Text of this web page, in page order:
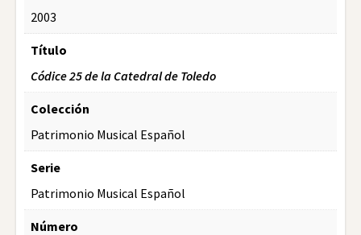
2003
Título
Códice 25 de la Catedral de Toledo
Colección
Patrimonio Musical Español
Serie
Patrimonio Musical Español
Número